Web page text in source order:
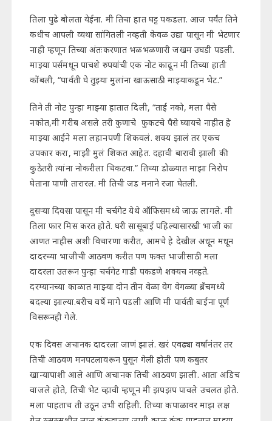
तिला पुढे बोलता येईना. मी तिचा हात घट्ट पकडला. आज पर्यंत तिने
कधीच आपली व्यथा सांगितली नव्हती केवळ उद्या पासून मी भेटणार
नाही म्हणून तिच्या अंतःकरणात भळभळणारी जखम उघडी पडली.
माझ्या पर्समधून पाचशे रुपयांची एक नोट काढून मी तिच्या हाती
कोंबली, “पार्वती घे तुझ्या मुलांना खाऊसाठी माझ्याकडून भेट.”
तिने ती नोट पुन्हा माझ्या हातात दिली, “ताई नको, मला पैसे
नकोत,मी गरीब असले तरी कुणाचे फुकटचे पैसे घ्यायचे नाहीत हे
माझ्या आईने मला लहानपणी शिकवलं. शक्य झालं तर एकच
उपकार करा, माझी मुलं शिकत आहेत. दहावी बारावी झाली की
कुठेतरी त्यांना नोकरीला चिकटवा.” तिच्या डोळ्यात माझा निरोप
घेताना पाणी तारारल. मी तिची जड मनाने रजा घेतली.
दुसऱ्या दिवसा पासून मी चर्चगेट येथे ऑफिसमध्ये जाऊ लागले. मी
तिला फार मिस करत होते. घरी सासूबाई पहिल्यासारखी भाजी का
आणत नाहीस अशी विचारणा करीत, आमचे हे देखील अधून मधून
दादरच्या भाजीची आठवण करीत पण फक्त भाजीसाठी मला
दादरला उतरून पुन्हा चर्चगेट गाडी पकडणे शक्यच नव्हते.
दरम्यानच्या काळात माझ्या दोन तीन वेळा वेग वेगळ्या ब्रँचमध्ये
बदल्या झाल्या.बरीच वर्षे मागे पडली आणि मी पार्वती बाईंना पूर्ण
विसरूनही गेले.
एक दिवस अचानक दादरला जाणं झालं. खरं एवढ्या वर्षानंतर तर
तिची आठवण मनपटलावरून पुसून गेली होती पण कबुतर
खान्यापाशी आले आणि अचानक तिची आठवण झाली. आता अडिच
वाजले होते, तिची भेट व्हावी म्हणून मी झपझप पावले उचलत होते.
मला पाहताच ती उठून उभी राहिली. तिच्या कपाळावर माझ लक्ष